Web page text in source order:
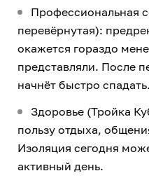
Профессиональная
перевёрнутая):
окажется гораздо
представляли. После
начнёт быстро спадать.
Здоровье (Тройка
пользу отдыха,
Изоляция сегодня
активный день.